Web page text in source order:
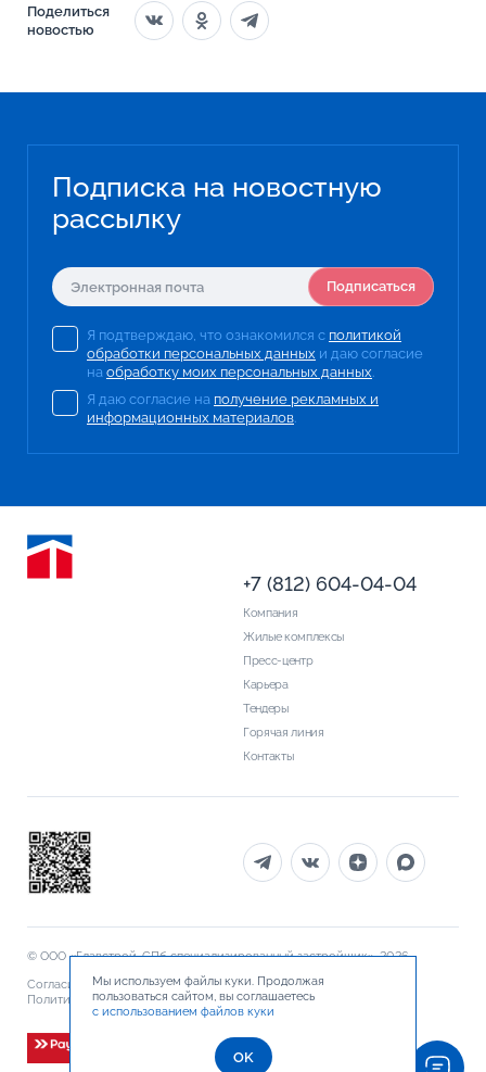
Поделиться
новостью
Подписка на новостную
рассылку
Подписаться
Я подтверждаю, что ознакомился с политикой
обработки персональных данных и даю согласие
на обработку моих персональных данных.
Я даю согласие на получение рекламных и
информационных материалов.
Компания
Жилые комплексы
Пресс-центр
Карьера
Тендеры
Горячая линия
Контакты
+7 (812) 604-04-04
© ООО «Главстрой-СПб специализированный застройщик», 2026
Согласие на обработку персональных данных
Политика обработки персональных данных
Документы
Мы используем файлы куки. Продолжая
пользоваться сайтом, вы соглашаетесь
с использованием файлов куки
OK